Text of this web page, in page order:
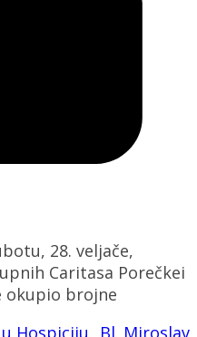
28. veljače,
Caritasa Porečkei
okupio brojne